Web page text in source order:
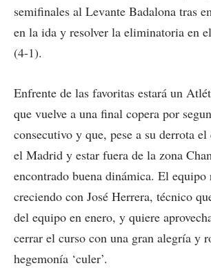
semifinales al Levante Badalona tras
en la ida y resolver la eliminatoria en
(4-1).
Enfrente de las favoritas estará un
que vuelve a una final copera por
consecutivo y que, pese a su derrota
el Madrid y estar fuera de la zona
encontrado buena dinámica. El
creciendo con José Herrera, técnico
del equipo en enero, y quiere
cerrar el curso con una gran alegría y
hegemonía ‘culer’.